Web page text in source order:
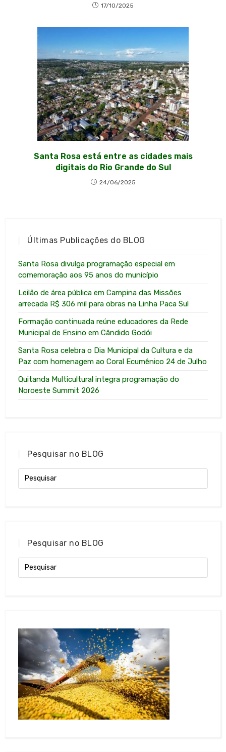
17/10/2025
Santa Rosa está entre as cidades mais
digitais do Rio Grande do Sul
24/06/2025
Últimas Publicações do BLOG
Santa Rosa divulga programação especial em
comemoração aos 95 anos do município
Leilão de área pública em Campina das Missões
arrecada R$ 306 mil para obras na Linha Paca Sul
Formação continuada reúne educadores da Rede
Municipal de Ensino em Cândido Godói
Santa Rosa celebra o Dia Municipal da Cultura e da
Paz com homenagem ao Coral Ecumênico 24 de Julho
Quitanda Multicultural integra programação do
Noroeste Summit 2026
Pesquisar no BLOG
Pesquisar no BLOG